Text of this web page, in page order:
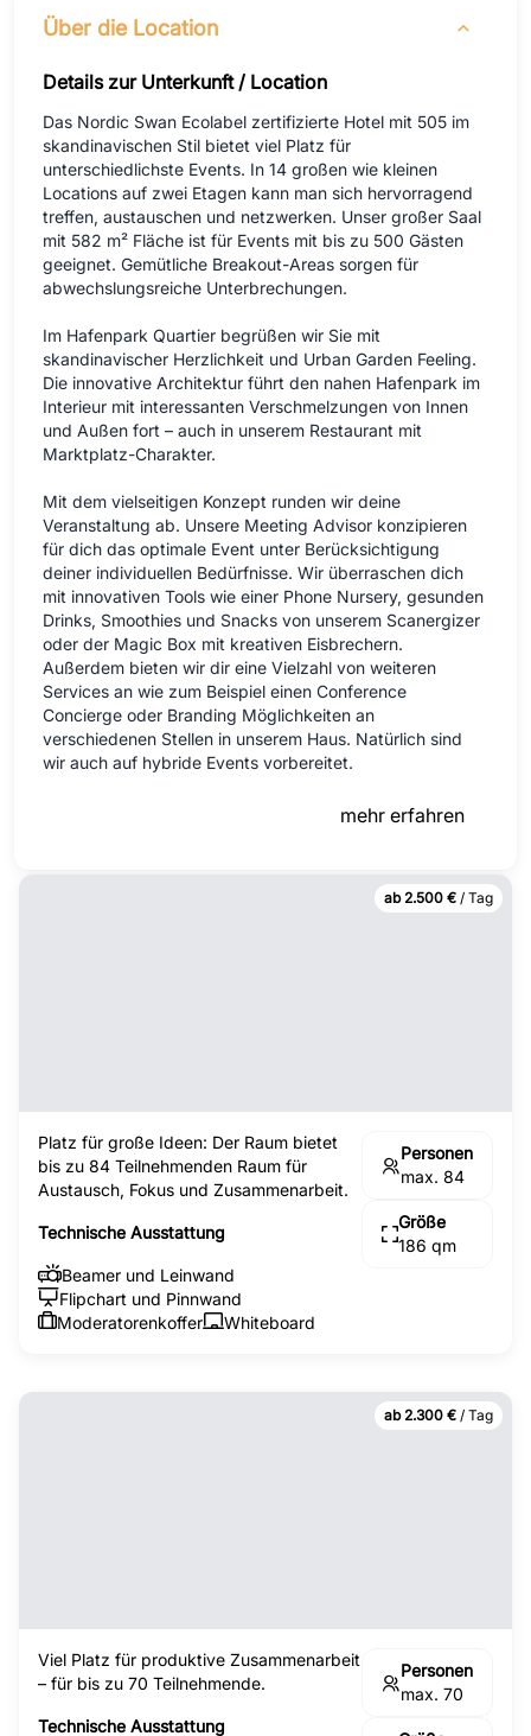
Über die Location
Details zur Unterkunft / Location
Das Nordic Swan Ecolabel zertifizierte Hotel mit 505 im
skandinavischen Stil bietet viel Platz für
unterschiedlichste Events. In 14 großen wie kleinen
Locations auf zwei Etagen kann man sich hervorragend
treffen, austauschen und netzwerken. Unser großer Saal
mit 582 m² Fläche ist für Events mit bis zu 500 Gästen
geeignet. Gemütliche Breakout-Areas sorgen für
abwechslungsreiche Unterbrechungen.
Im Hafenpark Quartier begrüßen wir Sie mit
skandinavischer Herzlichkeit und Urban Garden Feeling.
Die innovative Architektur führt den nahen Hafenpark im
Interieur mit interessanten Verschmelzungen von Innen
und Außen fort – auch in unserem Restaurant mit
Marktplatz-Charakter.
Mit dem vielseitigen Konzept runden wir deine
Veranstaltung ab. Unsere Meeting Advisor konzipieren
für dich das optimale Event unter Berücksichtigung
deiner individuellen Bedürfnisse. Wir überraschen dich
mit innovativen Tools wie einer Phone Nursery, gesunden
Drinks, Smoothies und Snacks von unserem Scanergizer
oder der Magic Box mit kreativen Eisbrechern.
Außerdem bieten wir dir eine Vielzahl von weiteren
Services an wie zum Beispiel einen Conference
Concierge oder Branding Möglichkeiten an
verschiedenen Stellen in unserem Haus. Natürlich sind
wir auch auf hybride Events vorbereitet.
mehr erfahren
ab 2.500 € / Tag
Platz für große Ideen: Der Raum bietet
bis zu 84 Teilnehmenden Raum für
Austausch, Fokus und Zusammenarbeit.
Technische Ausstattung
Beamer und Leinwand
Flipchart und Pinnwand
Moderatorenkoffer
Whiteboard
Personen
max. 84
Größe
186 qm
ab 2.300 € / Tag
Viel Platz für produktive Zusammenarbeit
– für bis zu 70 Teilnehmende.
Technische Ausstattung
Personen
max. 70